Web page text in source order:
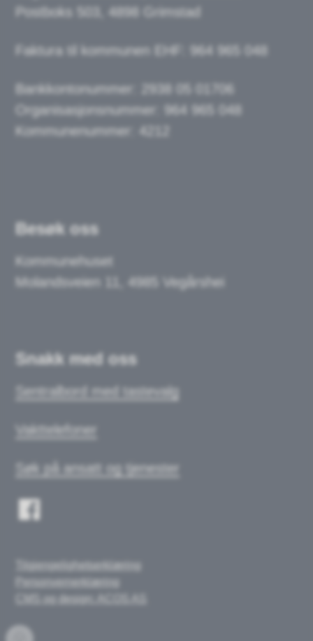
Postboks 503, 4898 Grimstad
Faktura til kommunen EHF: 964 965 048
Bankkontonummer:
2938 05 01706
Organisasjonsnummer: 964 965 048
Kommunenummer: 4212
Besøk oss
Kommunehuset
Molandsveien 11, 4985 Vegårshei
Snakk med oss
Sentralbord med tastevalg
Vakttelefoner
Søk på ansatt og tjenester
Tilgjengelighetserklæring
Personvernerklæring
CMS og design: ACOS AS